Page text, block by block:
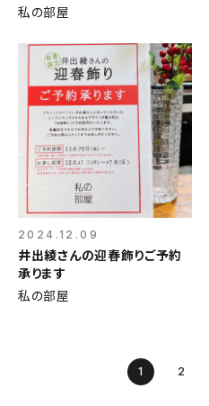
私の部屋
2024.12.09
井出綾さんの迎春飾りご予約
承ります
私の部屋
1 2